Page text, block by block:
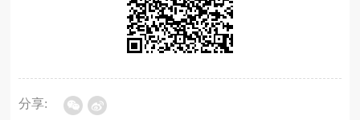
分享: